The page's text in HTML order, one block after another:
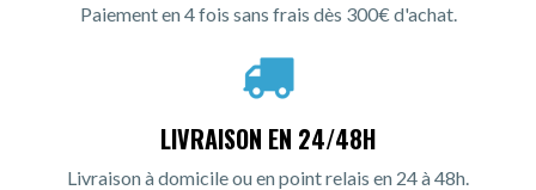
Paiement en 4 fois sans frais dès 300€ d'achat.
LIVRAISON EN 24/48H
Livraison à domicile ou en point relais en 24 à 48h.